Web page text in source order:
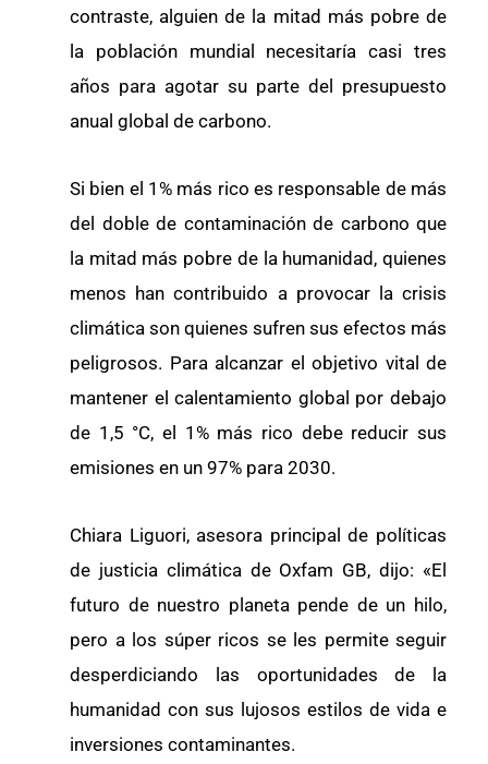
contraste, alguien de la mitad más pobre de
la población mundial necesitaría casi tres
años para agotar su parte del presupuesto
anual global de carbono.
Si bien el 1% más rico es responsable de más
del doble de contaminación de carbono que
la mitad más pobre de la humanidad, quienes
menos han contribuido a provocar la crisis
climática son quienes sufren sus efectos más
peligrosos. Para alcanzar el objetivo vital de
mantener el calentamiento global por debajo
de 1,5 °C, el 1% más rico debe reducir sus
emisiones en un 97% para 2030.
Chiara Liguori, asesora principal de políticas
de justicia climática de Oxfam GB, dijo: «El
futuro de nuestro planeta pende de un hilo,
pero a los súper ricos se les permite seguir
desperdiciando las oportunidades de la
humanidad con sus lujosos estilos de vida e
inversiones contaminantes.